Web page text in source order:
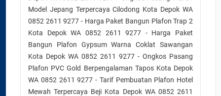
Model Jepang Terpercaya Cilodong Kota Depok WA
0852 2611 9277 - Harga Paket Bangun Plafon Trap 2
Kota Depok WA 0852 2611 9277 - Harga Paket
Bangun Plafon Gypsum Warna Coklat Sawangan
Kota Depok WA 0852 2611 9277 - Ongkos Pasang
Plafon PVC Gold Berpengalaman Tapos Kota Depok
WA 0852 2611 9277 - Tarif Pembuatan Plafon Hotel
Mewah Terpercaya Beji Kota Depok WA 0852 2611